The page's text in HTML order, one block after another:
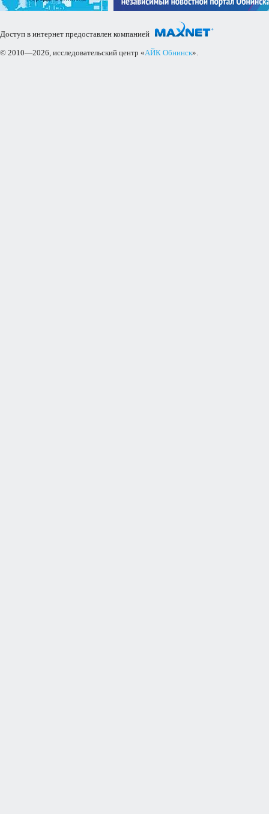
Доступ в интернет предоставлен компанией
© 2010—2026, исследовательский центр «АЙК Обнинск».